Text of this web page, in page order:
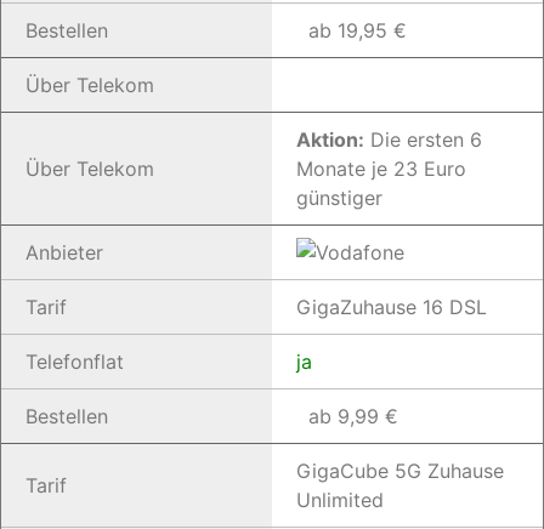
Bestellen ab 19,95 €
Über Telekom
Über Telekom
Aktion: Die ersten 6
Monate je 23 Euro
günstiger
Anbieter
Tarif GigaZuhause 16 DSL
Telefonflat ja
Bestellen ab 9,99 €
Tarif
GigaCube 5G Zuhause
Unlimited